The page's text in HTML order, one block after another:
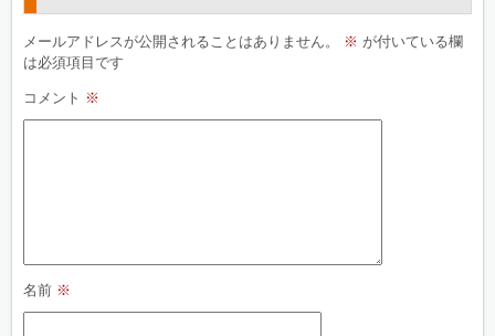
メールアドレスが公開されることはありません。 ※ が付いている欄
は必須項目です
コメント ※
名前 ※